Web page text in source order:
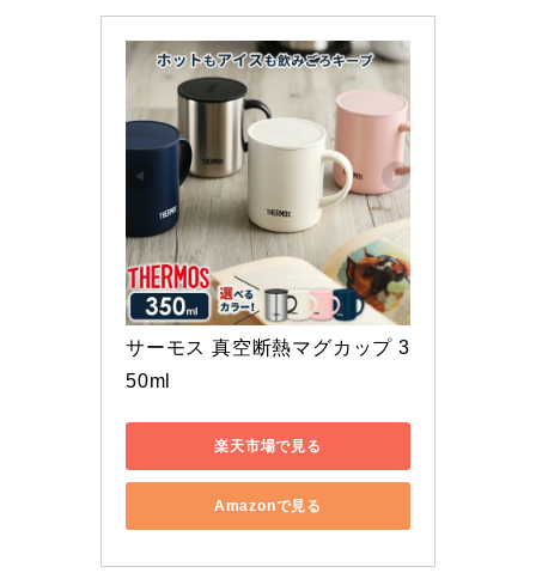
サーモス 真空断熱マグカップ 3
50ml
楽天市場で見る
Amazonで見る